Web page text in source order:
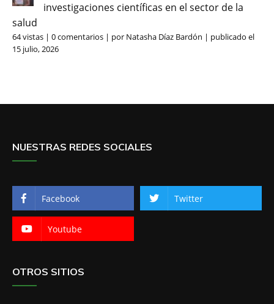
investigaciones científicas en el sector de la
salud
64 vistas | 0 comentarios | por Natasha Díaz Bardón | publicado el
15 julio, 2026
NUESTRAS REDES SOCIALES
Facebook Twitter
Youtube
OTROS SITIOS